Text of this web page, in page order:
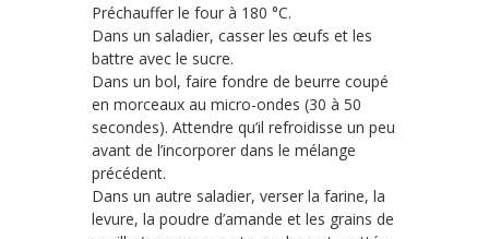
Préchauffer le four à 180 °C.
Dans un saladier, casser les œufs et les
battre avec le sucre.
Dans un bol, faire fondre de beurre coupé
en morceaux au micro-ondes (30 à 50
secondes). Attendre qu’il refroidisse un peu
avant de l’incorporer dans le mélange
précédent.
Dans un autre saladier, verser la farine, la
levure, la poudre d’amande et les grains de